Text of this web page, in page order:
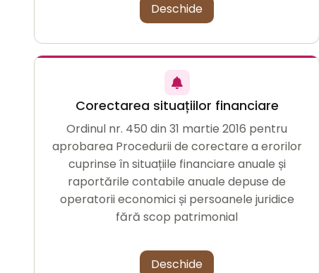
Deschide
Corectarea situațiilor financiare
Ordinul nr. 450 din 31 martie 2016 pentru
aprobarea Procedurii de corectare a erorilor
cuprinse în situațiile financiare anuale și
raportările contabile anuale depuse de
operatorii economici și persoanele juridice
fără scop patrimonial
Deschide